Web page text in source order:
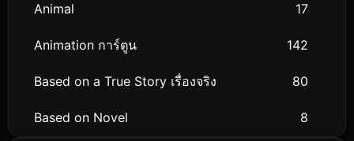
Animal 17
Animation การ์ตูน 142
Based on a True Story เรื่องจริง 80
Based on Novel 8